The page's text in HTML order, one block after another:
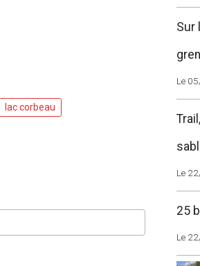
lac corbeau
Sur
Le
Le
25
Le